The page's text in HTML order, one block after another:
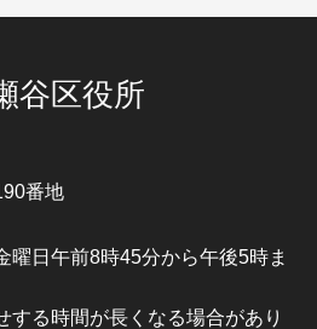
谷区役所
番地
曜日午前8時45分から午後5時ま
る時間が長くなる場合があり